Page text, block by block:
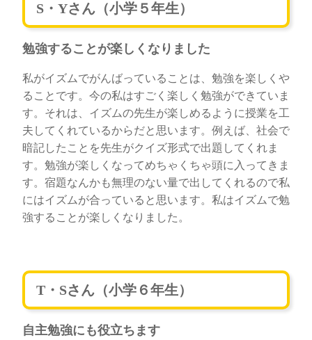
S・Yさん（小学５年生）
勉強することが楽しくなりました
私がイズムでがんばっていることは、勉強を楽しくや
ることです。今の私はすごく楽しく勉強ができていま
す。それは、イズムの先生が楽しめるように授業を工
夫してくれているからだと思います。例えば、社会で
暗記したことを先生がクイズ形式で出題してくれま
す。勉強が楽しくなってめちゃくちゃ頭に入ってきま
す。宿題なんかも無理のない量で出してくれるので私
にはイズムが合っていると思います。私はイズムで勉
強することが楽しくなりました。
T・Sさん（小学６年生）
自主勉強にも役立ちます